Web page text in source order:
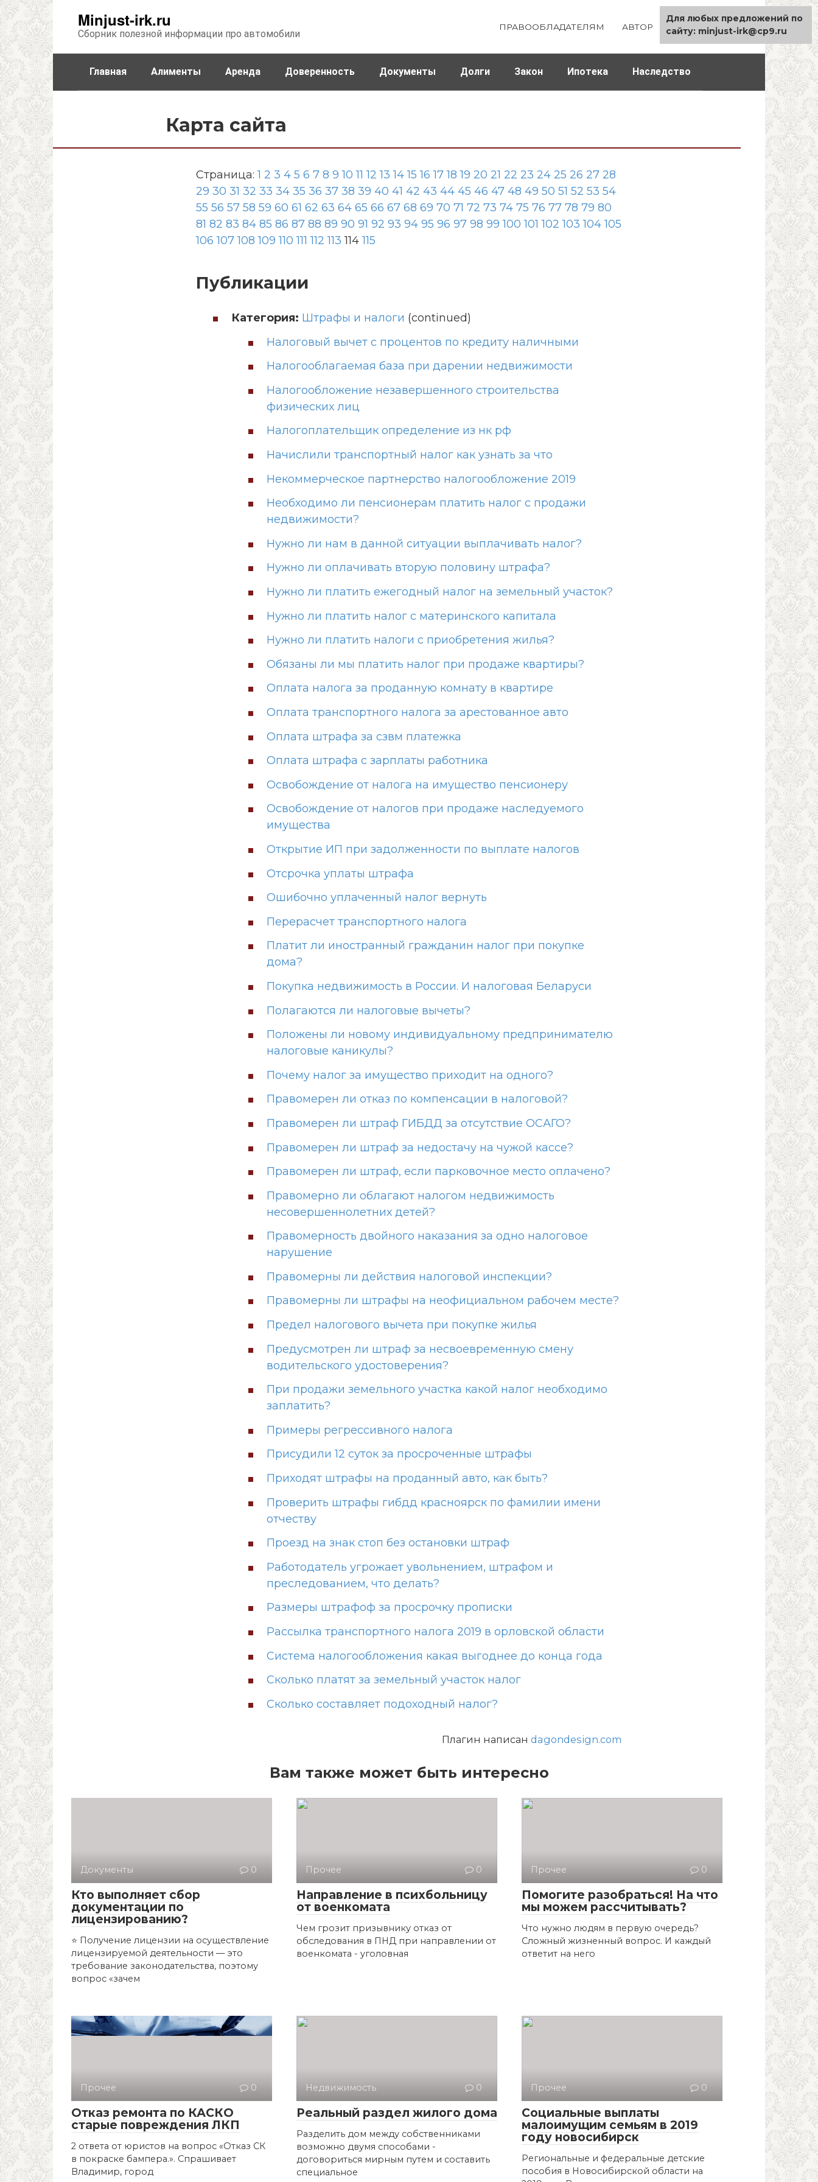
Minjust-irk.ru
Сборник полезной информации про автомобили
ПРАВООБЛАДАТЕЛЯМ АВТОР КАРТА САЙТА
Главная Алименты Аренда Доверенность Документы Долги Закон Ипотека Наследство
Карта сайта
Страница:1 2 3 4 5 6 7 8 9 10 11 12 13 14 15 16 17 18 19 20 21 22 23 24 25 26 27 28
29 30 31 32 33 34 35 36 37 38 39 40 41 42 43 44 45 46 47 48 49 50 51 52 53 54
55 56 57 58 59 60 61 62 63 64 65 66 67 68 69 70 71 72 73 74 75 76 77 78 79 80
81 82 83 84 85 86 87 88 89 90 91 92 93 94 95 96 97 98 99 100 101 102 103 104 105
106 107 108 109 110 111 112 113 114115
Публикации
Категория: Штрафы и налоги (continued)
Налоговый вычет с процентов по кредиту наличными
Налогооблагаемая база при дарении недвижимости
Налогообложение незавершенного строительства
физических лиц
Налогоплательщик определение из нк рф
Начислили транспортный налог как узнать за что
Некоммерческое партнерство налогообложение 2019
Необходимо ли пенсионерам платить налог с продажи
недвижимости?
Нужно ли нам в данной ситуации выплачивать налог?
Нужно ли оплачивать вторую половину штрафа?
Нужно ли платить ежегодный налог на земельный участок?
Нужно ли платить налог с материнского капитала
Нужно ли платить налоги с приобретения жилья?
Обязаны ли мы платить налог при продаже квартиры?
Оплата налога за проданную комнату в квартире
Оплата транспортного налога за арестованное авто
Оплата штрафа за сзвм платежка
Оплата штрафа с зарплаты работника
Освобождение от налога на имущество пенсионеру
Освобождение от налогов при продаже наследуемого
имущества
Открытие ИП при задолженности по выплате налогов
Отсрочка уплаты штрафа
Ошибочно уплаченный налог вернуть
Перерасчет транспортного налога
Платит ли иностранный гражданин налог при покупке
дома?
Покупка недвижимость в России. И налоговая Беларуси
Полагаются ли налоговые вычеты?
Положены ли новому индивидуальному предпринимателю
налоговые каникулы?
Почему налог за имущество приходит на одного?
Правомерен ли отказ по компенсации в налоговой?
Правомерен ли штраф ГИБДД за отсутствие ОСАГО?
Правомерен ли штраф за недостачу на чужой кассе?
Правомерен ли штраф, если парковочное место оплачено?
Правомерно ли облагают налогом недвижимость
несовершеннолетних детей?
Правомерность двойного наказания за одно налоговое
нарушение
Правомерны ли действия налоговой инспекции?
Правомерны ли штрафы на неофициальном рабочем месте?
Предел налогового вычета при покупке жилья
Предусмотрен ли штраф за несвоевременную смену
водительского удостоверения?
При продажи земельного участка какой налог необходимо
заплатить?
Примеры регрессивного налога
Присудили 12 суток за просроченные штрафы
Приходят штрафы на проданный авто, как быть?
Проверить штрафы гибдд красноярск по фамилии имени
отчеству
Проезд на знак стоп без остановки штраф
Работодатель угрожает увольнением, штрафом и
преследованием, что делать?
Размеры штрафоф за просрочку прописки
Рассылка транспортного налога 2019 в орловской области
Система налогообложения какая выгоднее до конца года
Сколько платят за земельный участок налог
Сколько составляет подоходный налог?
Плагин написан dagondesign.com
Вам также может быть интересно
Документы 0
Кто выполняет сбор
документации по
лицензированию?
⭐ Получение лицензии на осуществление
лицензируемой деятельности — это
требование законодательства, поэтому
вопрос «зачем
Прочее 0
Направление в психбольницу
от военкомата
Чем грозит призывнику отказ от
обследования в ПНД при направлении от
военкомата - уголовная
Прочее 0
Помогите разобраться! На что
мы можем рассчитывать?
Что нужно людям в первую очередь?
Сложный жизненный вопрос. И каждый
ответит на него
Прочее 0
Отказ ремонта по КАСКО
старые повреждения ЛКП
2 ответa от юристов на вопрос «Отказ СК
в покраске бампера.». Спрашивает
Владимир, город
Недвижимость 0
Реальный раздел жилого дома
Разделить дом между собственниками
возможно двумя способами -
договориться мирным путем и составить
специальное
Прочее 0
Социальные выплаты
малоимущим семьям в 2019
году новосибирск
Региональные и федеральные детские
пособия в Новосибирской области на
Для любых предложений по
сайту: minjust-irk@cp9.ru